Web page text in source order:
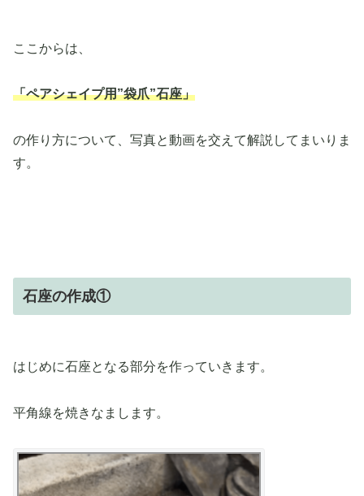
ここからは、
「ペアシェイプ用”袋爪”石座」
の作り方について、写真と動画を交えて解説してまいりま
す。
石座の作成①
はじめに石座となる部分を作っていきます。
平角線を焼きなまします。